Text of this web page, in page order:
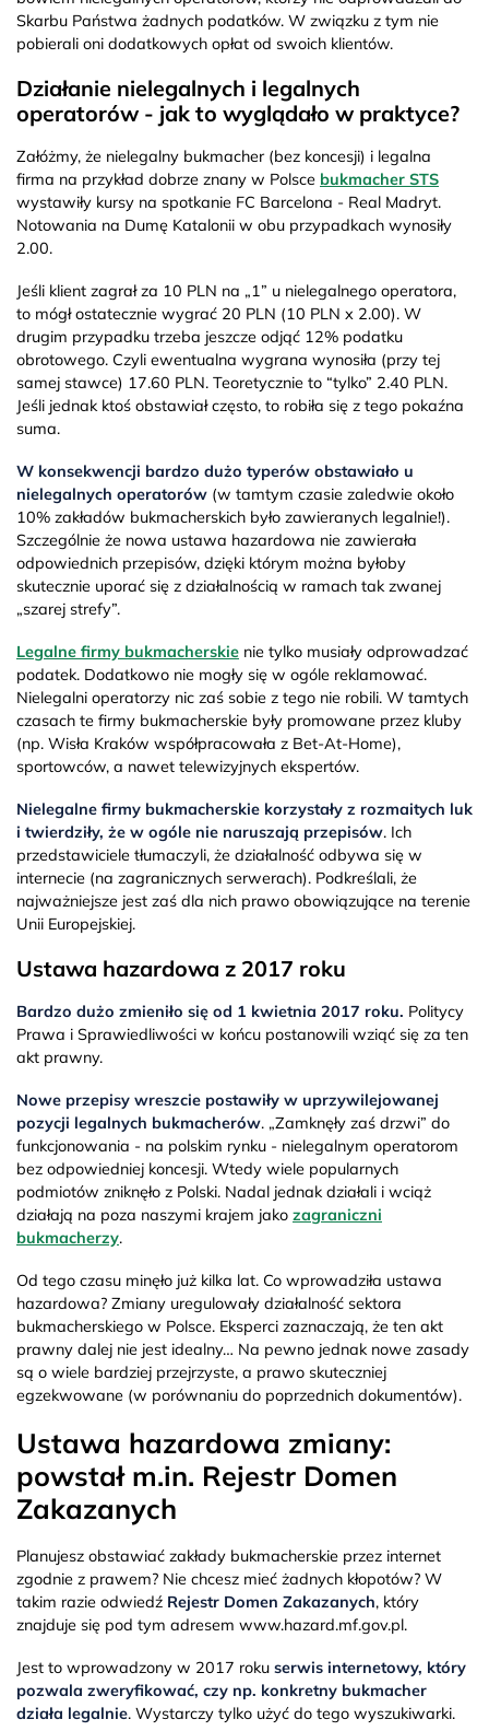
Skarbu Państwa żadnych podatków. W związku z tym nie
pobierali oni dodatkowych opłat od swoich klientów.
Działanie nielegalnych i legalnych
operatorów - jak to wyglądało w praktyce?
Załóżmy, że nielegalny bukmacher (bez koncesji) i legalna
firma na przykład dobrze znany w Polsce bukmacher STS
wystawiły kursy na spotkanie FC Barcelona - Real Madryt.
Notowania na Dumę Katalonii w obu przypadkach wynosiły
2.00.
Jeśli klient zagrał za 10 PLN na „1” u nielegalnego operatora,
to mógł ostatecznie wygrać 20 PLN (10 PLN x 2.00). W
drugim przypadku trzeba jeszcze odjąć 12% podatku
obrotowego. Czyli ewentualna wygrana wynosiła (przy tej
samej stawce) 17.60 PLN. Teoretycznie to “tylko” 2.40 PLN.
Jeśli jednak ktoś obstawiał często, to robiła się z tego pokaźna
suma.
W konsekwencji bardzo dużo typerów obstawiało u
nielegalnych operatorów (w tamtym czasie zaledwie około
10% zakładów bukmacherskich było zawieranych legalnie!).
Szczególnie że nowa ustawa hazardowa nie zawierała
odpowiednich przepisów, dzięki którym można byłoby
skutecznie uporać się z działalnością w ramach tak zwanej
„szarej strefy”.
Legalne firmy bukmacherskie nie tylko musiały odprowadzać
podatek. Dodatkowo nie mogły się w ogóle reklamować.
Nielegalni operatorzy nic zaś sobie z tego nie robili. W tamtych
czasach te firmy bukmacherskie były promowane przez kluby
(np. Wisła Kraków współpracowała z Bet-At-Home),
sportowców, a nawet telewizyjnych ekspertów.
Nielegalne firmy bukmacherskie korzystały z rozmaitych luk
i twierdziły, że w ogóle nie naruszają przepisów. Ich
przedstawiciele tłumaczyli, że działalność odbywa się w
internecie (na zagranicznych serwerach). Podkreślali, że
najważniejsze jest zaś dla nich prawo obowiązujące na terenie
Unii Europejskiej.
Ustawa hazardowa z 2017 roku
Bardzo dużo zmieniło się od 1 kwietnia 2017 roku. Politycy
Prawa i Sprawiedliwości w końcu postanowili wziąć się za ten
akt prawny.
Nowe przepisy wreszcie postawiły w uprzywilejowanej
pozycji legalnych bukmacherów. „Zamknęły zaś drzwi” do
funkcjonowania - na polskim rynku - nielegalnym operatorom
bez odpowiedniej koncesji. Wtedy wiele popularnych
podmiotów zniknęło z Polski. Nadal jednak działali i wciąż
działają na poza naszymi krajem jako zagraniczni
bukmacherzy.
Od tego czasu minęło już kilka lat. Co wprowadziła ustawa
hazardowa? Zmiany uregulowały działalność sektora
bukmacherskiego w Polsce. Eksperci zaznaczają, że ten akt
prawny dalej nie jest idealny… Na pewno jednak nowe zasady
są o wiele bardziej przejrzyste, a prawo skuteczniej
egzekwowane (w porównaniu do poprzednich dokumentów).
Ustawa hazardowa zmiany:
powstał m.in. Rejestr Domen
Zakazanych
Planujesz obstawiać zakłady bukmacherskie przez internet
zgodnie z prawem? Nie chcesz mieć żadnych kłopotów? W
takim razie odwiedź Rejestr Domen Zakazanych, który
znajduje się pod tym adresem www.hazard.mf.gov.pl.
Jest to wprowadzony w 2017 roku serwis internetowy, który
pozwala zweryfikować, czy np. konkretny bukmacher
działa legalnie. Wystarczy tylko użyć do tego wyszukiwarki.